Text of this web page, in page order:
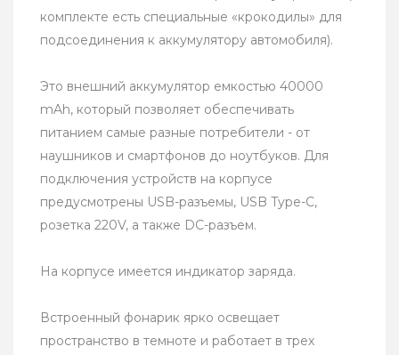
комплекте есть специальные «крокодилы» для
подсоединения к аккумулятору автомобиля).
Это внешний аккумулятор емкостью 40000
mAh, который позволяет обеспечивать
питанием самые разные потребители - от
наушников и смартфонов до ноутбуков. Для
подключения устройств на корпусе
предусмотрены USB-разъемы, USB Type-C,
розетка 220V, а также DC-разъем.
На корпусе имеется индикатор заряда.
Встроенный фонарик ярко освещает
пространство в темноте и работает в трех